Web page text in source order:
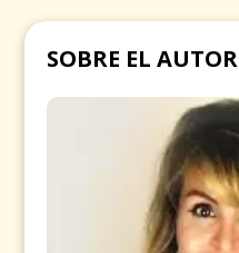
SOBRE EL AUTOR